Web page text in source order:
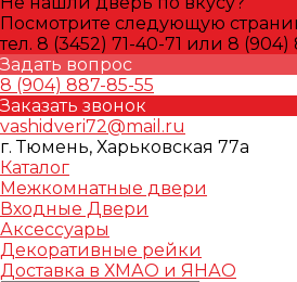
Посмотрите следующую
тел. 8 (3452) 71-40-71 или 8 (904)
Задать вопрос
8 (904) 887-85-55
Заказать звонок
vashidveri72@mail.ru
г. Тюмень, Харьковская 77а
Каталог
Межкомнатные двери
Входные Двери
Аксессуары
Декоративные рейки
Доставка в ХМАО и ЯНАО